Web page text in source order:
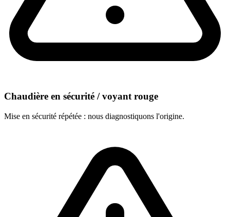
Chaudière en sécurité / voyant rouge
Mise en sécurité répétée : nous diagnostiquons l'origine.